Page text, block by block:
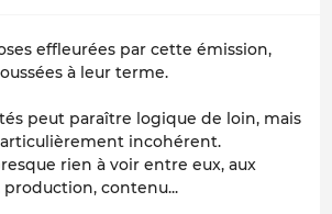
effleurées par cette émission,
à leur terme.
peut paraître logique de loin, mais
incohérent.
rien à voir entre eux, aux
contenu...